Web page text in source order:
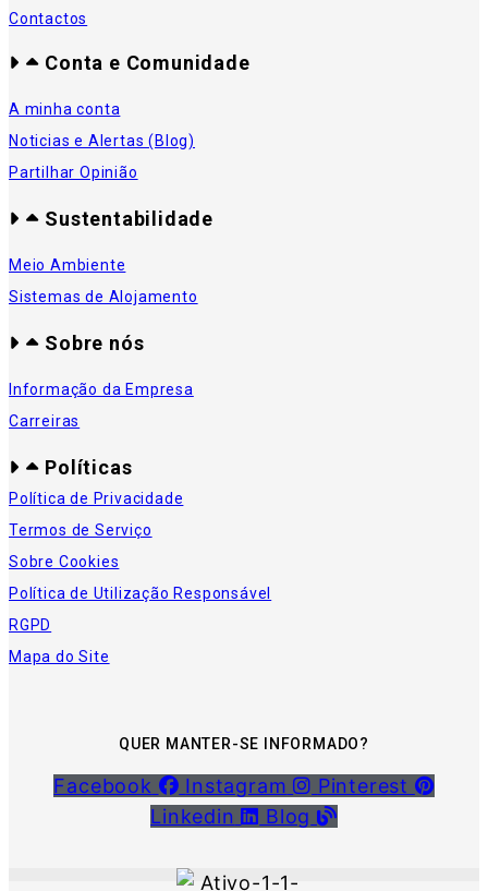
Contactos
Conta e Comunidade
A minha conta
Noticias e Alertas (Blog)
Partilhar Opinião
Sustentabilidade
Meio Ambiente
Sistemas de Alojamento
Sobre nós
Informação da Empresa
Carreiras
Políticas
Política de Privacidade
Termos de Serviço
Sobre Cookies
Política de Utilização Responsável
RGPD
Mapa do Site
QUER MANTER-SE INFORMADO?
Facebook Instagram
Pinterest
Linkedin
Blog